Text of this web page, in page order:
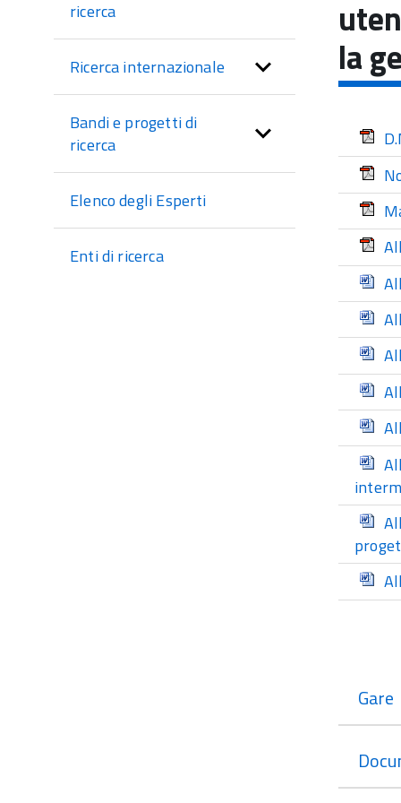
sezione
ricerca
Ricerca internazionale
Bandi e progetti di
ricerca
Elenco degli Esperti
Enti di ricerca
la
Gare